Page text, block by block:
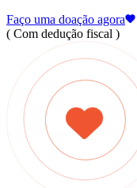
Faço uma doação agora
( Com dedução fiscal )